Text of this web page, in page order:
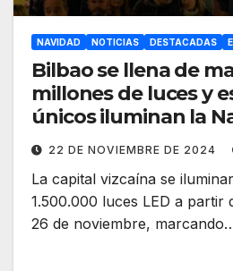
NAVIDAD NOTICIAS DESTACADAS
Bilbao se llena de
millones de luces y
únicos iluminan la
22 DE NOVIEMBRE DE 2024
La capital vizcaína se
1.500.000 luces LED a partir
26 de noviembre,